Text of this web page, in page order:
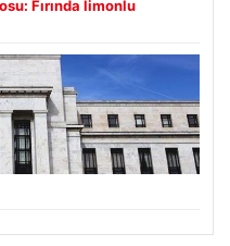
Fırında limonlu